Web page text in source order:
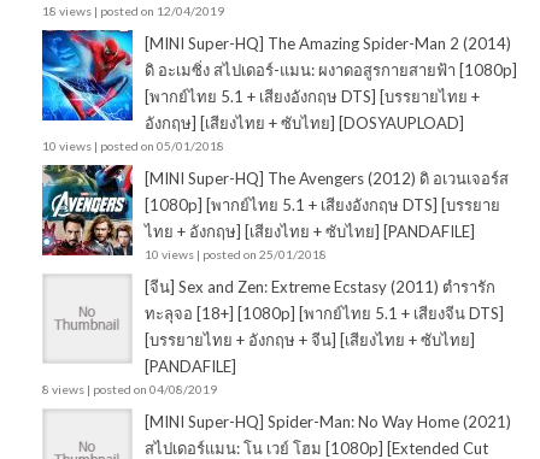
18 views | posted on 12/04/2019
[MINI Super-HQ] The Amazing Spider-Man 2 (2014)
ดิ อะเมซิ่ง สไปเดอร์-แมน: ผงาดอสูรกายสายฟ้า [1080p]
[พากย์ไทย 5.1 + เสียงอังกฤษ DTS] [บรรยายไทย +
อังกฤษ] [เสียงไทย + ซับไทย] [DOSYAUPLOAD]
10 views | posted on 05/01/2018
[MINI Super-HQ] The Avengers (2012) ดิ อเวนเจอร์ส
[1080p] [พากย์ไทย 5.1 + เสียงอังกฤษ DTS] [บรรยาย
ไทย + อังกฤษ] [เสียงไทย + ซับไทย] [PANDAFILE]
10 views | posted on 25/01/2018
[จีน] Sex and Zen: Extreme Ecstasy (2011) ตำรารัก
ทะลุจอ [18+] [1080p] [พากย์ไทย 5.1 + เสียงจีน DTS]
[บรรยายไทย + อังกฤษ + จีน] [เสียงไทย + ซับไทย]
[PANDAFILE]
8 views | posted on 04/08/2019
[MINI Super-HQ] Spider-Man: No Way Home (2021)
สไปเดอร์แมน: โน เวย์ โฮม [1080p] [Extended Cut